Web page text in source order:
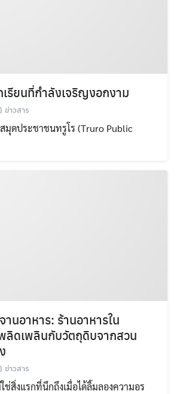
รียนที่กำลังเจริญงอกงาม
ข่าวสาร
ดประชาชนทรูโร (Truro Public
นอาหาร: ร้านอาหารใน
ลิดเพลินกับวัตถุดิบจากสวน
ข่าวสาร
ช่สิ่งแรกที่นึกถึงเมื่อได้ลิ้มลองความอร